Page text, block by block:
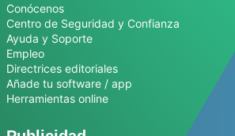
Conócenos
Centro de Seguridad y Confianza
Ayuda y Soporte
Empleo
Directrices editoriales
Añade tu software / app
Herramientas online